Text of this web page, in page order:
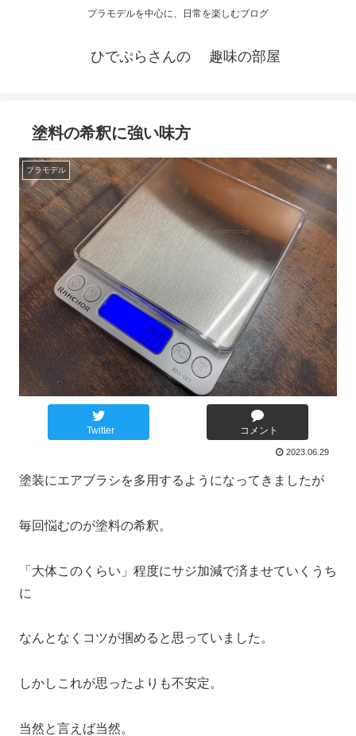
プラモデルを中心に、日常を楽しむブログ
ひでぷらさんの 趣味の部屋
塗料の希釈に強い味方
プラモデル
Twitter コメント
2023.06.29
塗装にエアブラシを多用するようになってきましたが
毎回悩むのが塗料の希釈。
「大体このくらい」程度にサジ加減で済ませていくうち
に
なんとなくコツが掴めると思っていました。
しかしこれが思ったよりも不安定。
当然と言えば当然。